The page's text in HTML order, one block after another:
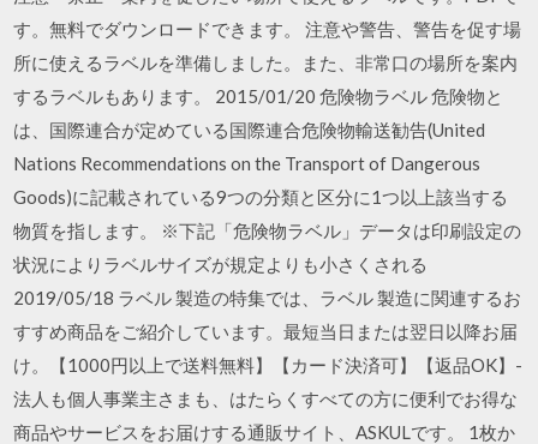
す。無料でダウンロードできます。 注意や警告、警告を促す場
所に使えるラベルを準備しました。また、非常口の場所を案内
するラベルもあります。 2015/01/20 危険物ラベル 危険物と
は、国際連合が定めている国際連合危険物輸送勧告(United
Nations Recommendations on the Transport of Dangerous
Goods)に記載されている9つの分類と区分に1つ以上該当する
物質を指します。 ※下記「危険物ラベル」データは印刷設定の
状況によりラベルサイズが規定よりも小さくされる
2019/05/18 ラベル 製造の特集では、ラベル 製造に関連するお
すすめ商品をご紹介しています。最短当日または翌日以降お届
け。【1000円以上で送料無料】【カード決済可】【返品OK】-
法人も個人事業主さまも、はたらくすべての方に便利でお得な
商品やサービスをお届けする通販サイト、ASKULです。 1枚か